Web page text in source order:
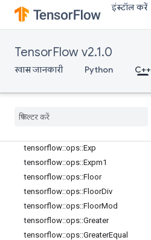
इंस्टॉल करें
TensorFlow v2.1.0
खास जानकारी Python C++
tensorflow::ops::Div
tensorflow::ops::DivNoNan
tensorflow::ops::Equal::Attrs
tensorflow::ops::Erf
tensorflow::ops::Erfinv
tensorflow::ops::Exp
tensorflow::ops::Expm1
tensorflow::ops::Floor
tensorflow::ops::FloorDiv
tensorflow::ops::FloorMod
tensorflow::ops::Greater
tensorflow::ops::GreaterEqual